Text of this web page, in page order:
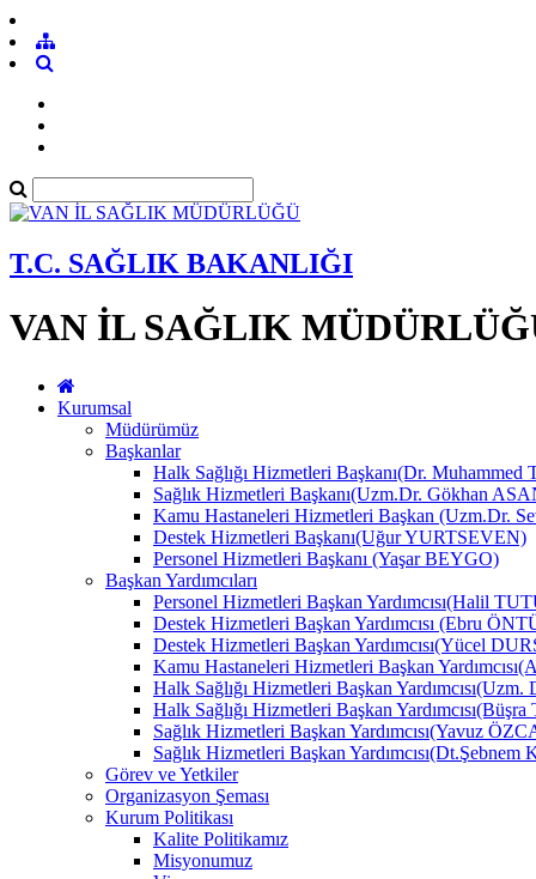
T.C. SAĞLIK BAKANLIĞI
VAN İL SAĞLIK
Kurumsal
Müdürümüz
Başkanlar
Halk Sağlığı Hizmetleri Başkanı(Dr.
Sağlık Hizmetleri Başkanı(Uzm.Dr. Gökhan
Kamu Hastaneleri Hizmetleri Başkan (Uzm.Dr.
Destek Hizmetleri Başkanı(Uğur YURTSEVEN)
Personel Hizmetleri Başkanı (Yaşar BEYGO)
Başkan Yardımcıları
Personel Hizmetleri Başkan Yardımcısı(Halil
Destek Hizmetleri Başkan Yardımcısı (Ebru
Destek Hizmetleri Başkan Yardımcısı(Yücel
Kamu Hastaneleri Hizmetleri Başkan
Halk Sağlığı Hizmetleri Başkan
Halk Sağlığı Hizmetleri Başkan
Sağlık Hizmetleri Başkan Yardımcısı(Yavuz
Sağlık Hizmetleri Başkan
Görev ve Yetkiler
Organizasyon Şeması
Kurum Politikası
Kalite Politikamız
Misyonumuz